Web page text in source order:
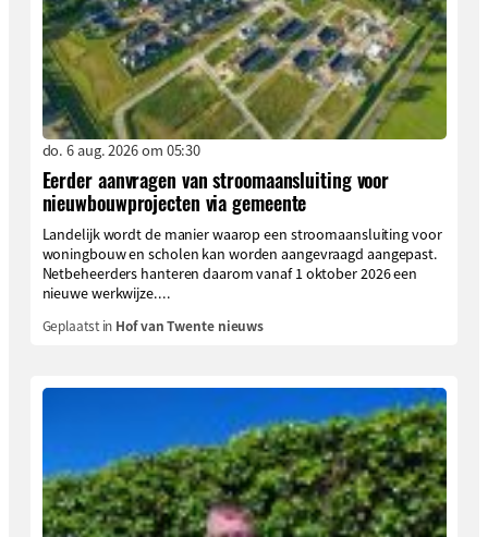
do. 6 aug. 2026 om 05:30
Eerder aanvragen van stroomaansluiting voor
nieuwbouwprojecten via gemeente
Landelijk wordt de manier waarop een stroomaansluiting voor
woningbouw en scholen kan worden aangevraagd aangepast.
Netbeheerders hanteren daarom vanaf 1 oktober 2026 een
nieuwe werkwijze....
Geplaatst in Hof van Twente nieuws